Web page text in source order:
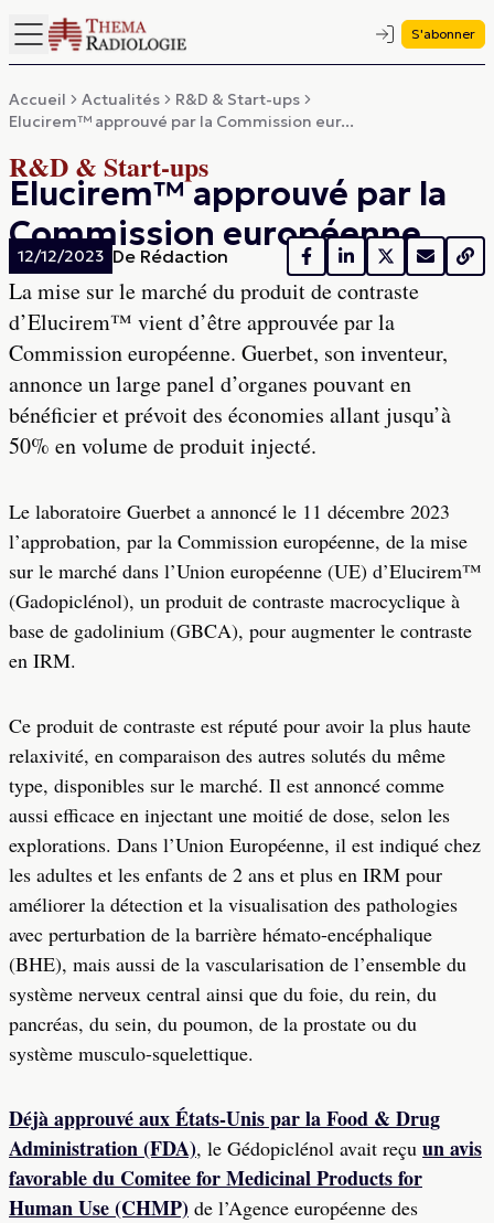
S'abonner
Accueil Actualités
R&D & Start-ups
Elucirem™ approuvé par la Commission eur...
R&D & Start-ups
Elucirem™ approuvé par la
Commission européenne
12/12/2023 De Rédaction
La mise sur le marché du produit de contraste
d’Elucirem™ vient d’être approuvée par la
Commission européenne. Guerbet, son inventeur,
annonce un large panel d’organes pouvant en
bénéficier et prévoit des économies allant jusqu’à
50% en volume de produit injecté.
Le laboratoire Guerbet a annoncé le 11 décembre 2023
l’approbation, par la Commission européenne, de la mise
sur le marché dans l’Union européenne (UE) d’Elucirem™
(Gadopiclénol), un produit de contraste macrocyclique à
base de gadolinium (GBCA), pour augmenter le contraste
en IRM.
Ce produit de contraste est réputé pour avoir la plus haute
relaxivité, en comparaison des autres solutés du même
type, disponibles sur le marché. Il est annoncé comme
aussi efficace en injectant une moitié de dose, selon les
explorations. Dans l’Union Européenne, il est indiqué chez
les adultes et les enfants de 2 ans et plus en IRM pour
améliorer la détection et la visualisation des pathologies
avec perturbation de la barrière hémato-encéphalique
(BHE), mais aussi de la vascularisation de l’ensemble du
système nerveux central ainsi que du foie, du rein, du
pancréas, du sein, du poumon, de la prostate ou du
système musculo-squelettique.
Déjà approuvé aux États-Unis par la Food & Drug
Administration (FDA), le Gédopiclénol avait reçu un avis
favorable du Comitee for Medicinal Products for
Human Use (CHMP) de l’Agence européenne des